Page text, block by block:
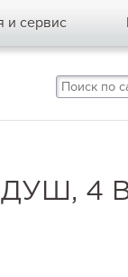
и сервис
ДУШ,